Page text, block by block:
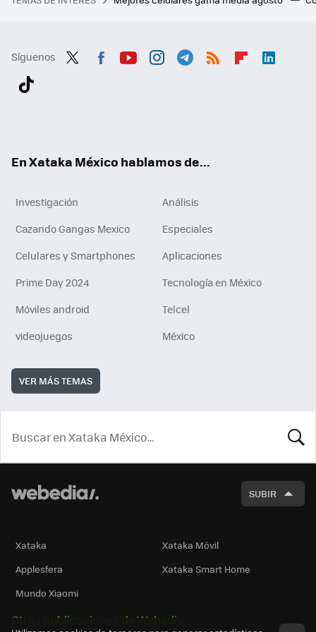
Síguenos
En Xataka México hablamos de...
Investigación
Análisis
Cazando Gangas Mexico
Especiales
Celulares y Smartphones
Aplicaciones
Prime Day 2024
Tecnología en México
Móviles android
Telcel
videojuegos
México
VER MÁS TEMAS
SUBIR
Xataka
Xataka Móvil
Applesfera
Xataka Smart Home
Mundo Xiaomi
Otras publicaciones de Webedia